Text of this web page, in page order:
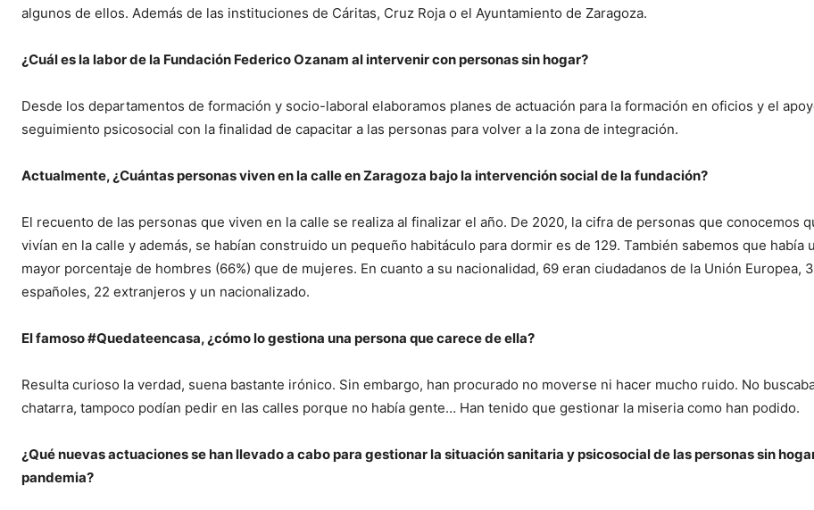
algunos de ellos. Además de las instituciones de Cáritas, Cruz Roja o el Ayuntamiento de Zaragoza.
¿Cuál es la labor de la Fundación Federico Ozanam al intervenir con personas sin hogar?
Desde los departamentos de formación y socio-laboral elaboramos planes de actuación para la formación en oficios y el
seguimiento psicosocial con la finalidad de capacitar a las personas para volver a la zona de integración.
Actualmente,¿Cuántas personas viven en la calle en Zaragoza bajo la intervención social de la fundación?
El recuento de las personas que viven en la calle se realiza al finalizar el año. De 2020, la cifra de personas que conocemos
vivían en la calle y además, se habían construido un pequeño habitáculo para dormir es de 129. También sabemos que había
mayor porcentaje de hombres (66%) que de mujeres. En cuanto a su nacionalidad, 69 eran ciudadanos de la Unión Europea,
españoles, 22 extranjeros y un nacionalizado.
El famoso #Quedateencasa, ¿cómo lo gestiona una persona que carece de ella?
Resulta curioso la verdad, suena bastante irónico. Sin embargo, han procurado no moverse ni hacer mucho ruido. No
chatarra, tampoco podían pedir en las calles porque no había gente… Han tenido que gestionar la miseria como han podido.
¿Qué nuevas actuaciones se han llevado a cabo para gestionar la situación sanitaria y psicosocial de las personas sin
pandemia?